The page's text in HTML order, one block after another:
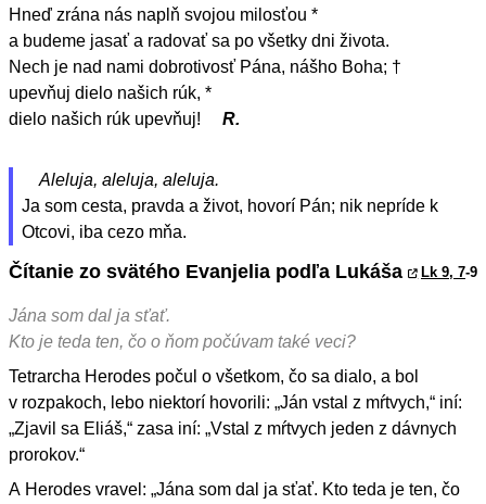
Hneď zrána nás naplň svojou milosťou *
a budeme jasať a radovať sa po všetky dni života.
Nech je nad nami dobrotivosť Pána, nášho Boha; †
upevňuj dielo našich rúk, *
dielo našich rúk upevňuj!
R.
Aleluja, aleluja, aleluja.
Ja som cesta, pravda a život, hovorí Pán; nik nepríde k
Otcovi, iba cezo mňa.
Čítanie zo svätého Evanjelia podľa Lukáša Lk 9, 7-9
Jána som dal ja sťať.
Kto je teda ten, čo o ňom počúvam také veci?
Tetrarcha Herodes počul o všetkom, čo sa dialo, a bol
v rozpakoch, lebo niektorí hovorili: „Ján vstal z mŕtvych,“ iní:
„Zjavil sa Eliáš,“ zasa iní: „Vstal z mŕtvych jeden z dávnych
prorokov.“
A Herodes vravel: „Jána som dal ja sťať. Kto teda je ten, čo